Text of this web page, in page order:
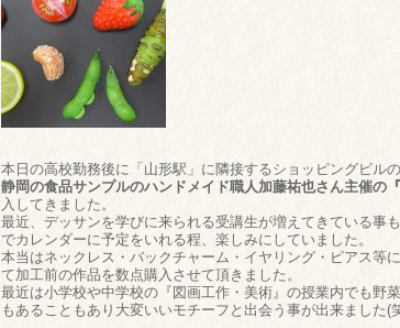
本日の高校勤務後に「山形駅」に隣接するショッピングビル
静岡の食品サンプルのハンドメイド職人加藤祐也さん主催の
入してきました。
最近、デッサンを学びに来られる受講生が増えてきている事
でカレンダーに予定をいれる程、楽しみにしていました。
本当はネックレス・バックチャーム・イヤリング・ピアス等
て加工前の作品を数点購入させて頂きました。
最近は小学校や中学校の『図画工作・美術』の授業内でも野
もあることもあり大変いいモチーフと出会う事が出来ました(